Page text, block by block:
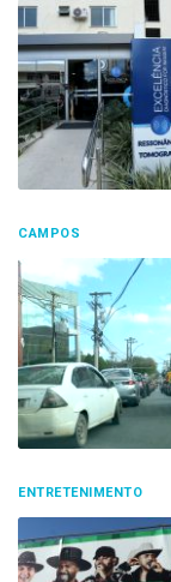
CAMPOS
ENTRETENIMENTO